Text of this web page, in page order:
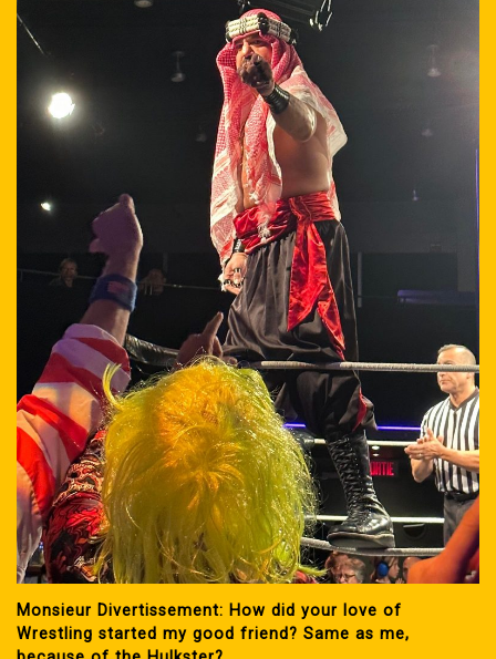
Monsieur Divertissement: How did your love of
Wrestling started my good friend? Same as me,